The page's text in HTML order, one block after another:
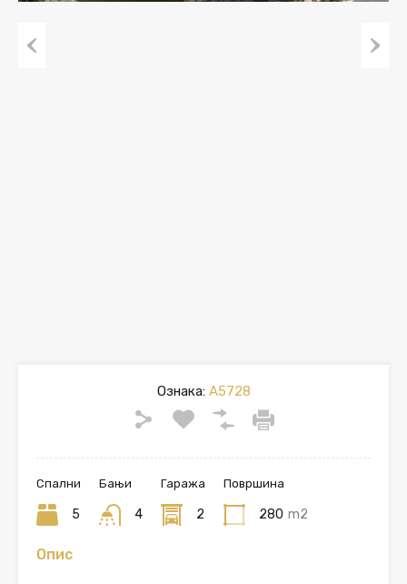
Ознака:A5728
Спални
5
Бањи
4
Гаража
2
Површина
280 m2
Опис